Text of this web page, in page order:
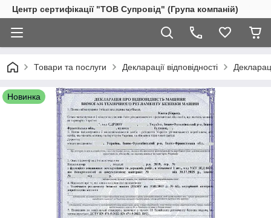
Центр сертифікації "ТОВ Супровід" (Група компаній)
Товари та послуги Декларації відповідності
Новинка